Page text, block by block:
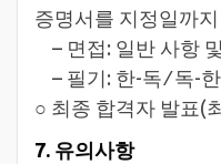
증명서를 지정일까
– 면접: 일반 사항
– 필기: 한-독 ⁄ 독-
○ 최종 합격자 발표(
7. 유의사항